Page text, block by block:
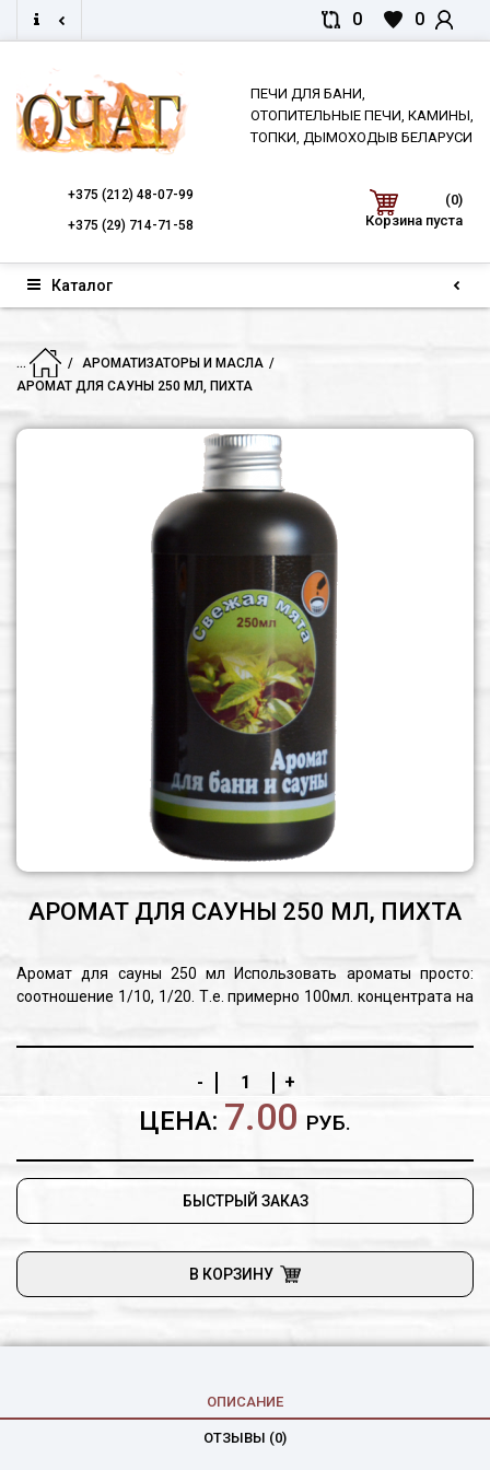
0 0
ПЕЧИ ДЛЯ БАНИ,
ОТОПИТЕЛЬНЫЕ ПЕЧИ, КАМИНЫ,
ТОПКИ, ДЫМОХОДЫВ БЕЛАРУСИ
+375 (212) 48-07-99
+375 (29) 714-71-58
(0)
Корзина пуста
Каталог
...
АРОМАТИЗАТОРЫ И МАСЛА
АРОМАТ ДЛЯ САУНЫ 250 МЛ, ПИХТА
АРОМАТ ДЛЯ САУНЫ 250 МЛ, ПИХТА
Аромат для сауны 250 мл Использовать ароматы просто:
соотношение 1/10, 1/20. Т.е. примерно 100мл. концентрата на
подбрасывайте на камни, полки или стены.
+
-
ЦЕНА: 7.00 РУБ.
БЫСТРЫЙ ЗАКАЗ
В КОРЗИНУ
ОПИСАНИЕ
ОТЗЫВЫ (0)